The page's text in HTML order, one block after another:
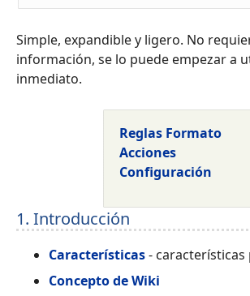
Simple, expandible y ligero. No
información, se lo puede empezar a
inmediato.
Reglas Formato
Acciones
Configuración
1. Introducción
Características- características
Concepto de Wiki